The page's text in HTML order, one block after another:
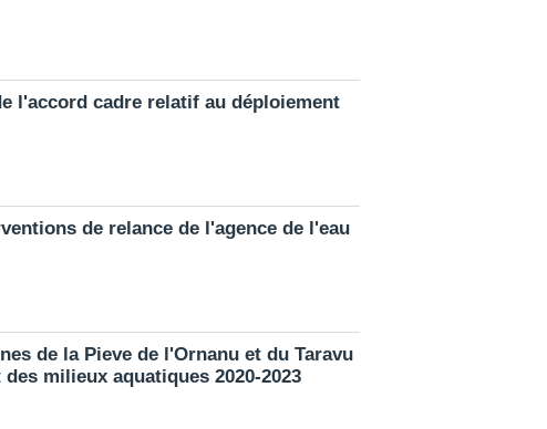
l'accord cadre relatif au déploiement
de relance de l'agence de l'eau
de la Pieve de l'Ornanu et du Taravu
milieux aquatiques 2020-2023